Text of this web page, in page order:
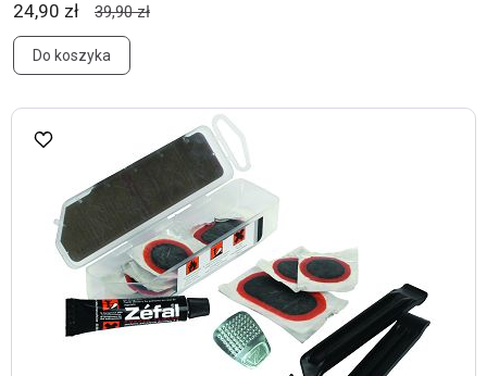
24,90 zł 39,90 zł
Do koszyka